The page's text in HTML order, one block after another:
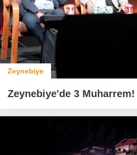
Zeynebiye
Zeynebiye'de 3 Muharrem!